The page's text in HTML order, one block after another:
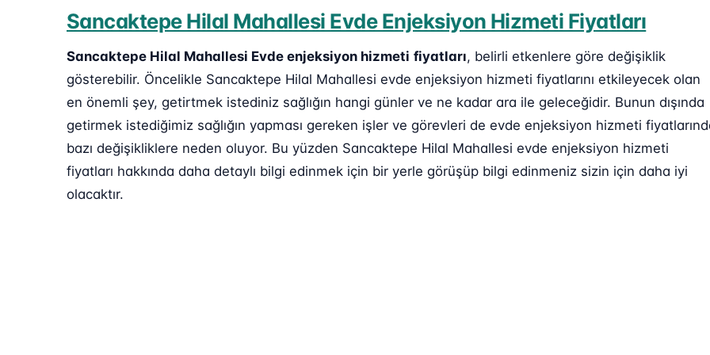
Sancaktepe Hilal Mahallesi Evde Enjeksiyon Hizmeti Fiyatları
Sancaktepe Hilal Mahallesi Evde enjeksiyon hizmeti fiyatları, belirli etkenlere göre değişiklik
gösterebilir. Öncelikle Sancaktepe Hilal Mahallesi evde enjeksiyon hizmeti fiyatlarını etkileyecek olan
en önemli şey, getirtmek istediniz sağlığın hangi günler ve ne kadar ara ile geleceğidir. Bunun dışında
getirmek istediğimiz sağlığın yapması gereken işler ve görevleri de evde enjeksiyon hizmeti
bazı değişikliklere neden oluyor. Bu yüzden Sancaktepe Hilal Mahallesi evde enjeksiyon hizmeti
fiyatları hakkında daha detaylı bilgi edinmek için bir yerle görüşüp bilgi edinmeniz sizin için daha iyi
olacaktır.